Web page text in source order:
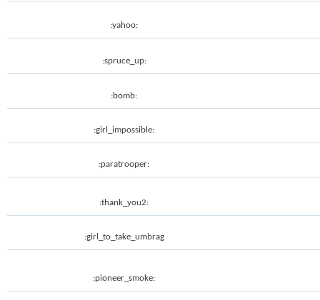
:yahoo:
:spruce_up:
:bomb:
:girl_impossible:
:paratrooper:
:thank_you2:
:girl_to_take_umbrag
:pioneer_smoke: